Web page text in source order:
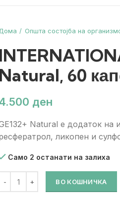
Дома Општа состојба на
Natural, 60
ден
Natural е додаток на
ликопен и
Само 2 останати на залиха
ВО КОШНИЧКА